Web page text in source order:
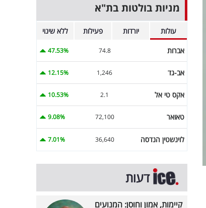
מניות בולטות בת"א
עולות יורדות פעילות ללא שינוי
אברות 74.8
47.53%
אב-גד 1,246
12.15%
אקס טי אל 2.1
10.53%
טאואר 72,100
9.08%
לוינשטין הנדסה 36,640
7.01%
דעות
קיימות, אמון וחוסן: המנועים